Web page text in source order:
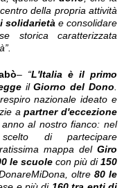
della propria attività
solidarietà e consolidare
storica caratterizzata
– “L'Italia è il primo
ilGiorno del Dono
nazionale ideato e
apartner d'eccezione
al nostro fianco: nel
di partecipare
mappa delGiro
le scuole con più di150
oltre80 le